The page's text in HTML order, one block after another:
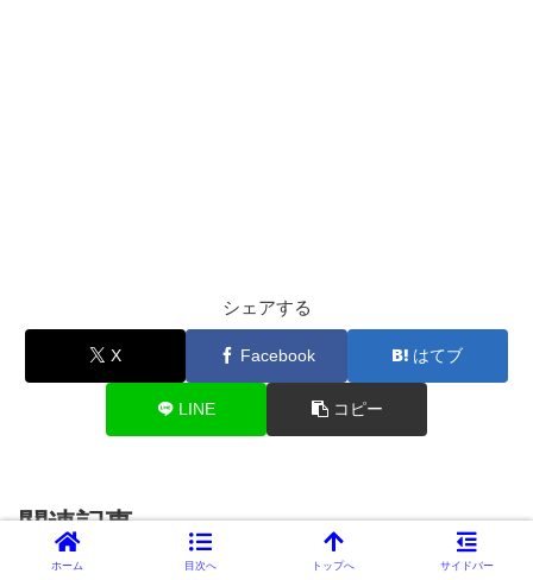
シェアする
X Facebook はてブ
LINE コピー
関連記事
ホーム 目次へ トップへ サイドバー